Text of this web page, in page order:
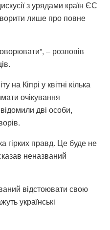
з урядами країн ЄС
лише про повне
– розповів
на Кіпрі у квітні кілька
очікування
дві особи,
гірких правд. Це буде не
неназваний
відстоювати свою
українські